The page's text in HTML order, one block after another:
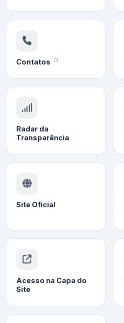
Contatos
Radar da
Transparência
Site Oficial
Acesso na Capa do
Site